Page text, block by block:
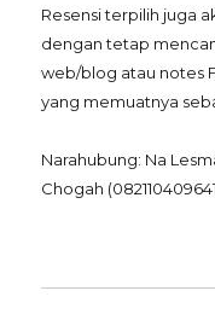
Resensi terpilih juga
dengan tetap
web/blog atau notes
yang memuatnya
Narahubung: Na
Chogah